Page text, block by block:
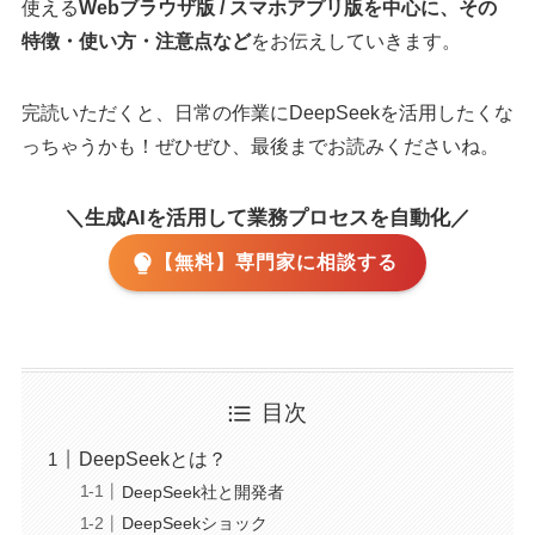
使えるWebブラウザ版 / スマホアプリ版を中心に、その
特徴・使い方・注意点などをお伝えしていきます。
完読いただくと、日常の作業にDeepSeekを活用したくな
っちゃうかも！ぜひぜひ、最後までお読みくださいね。
＼生成AIを活用して業務プロセスを自動化／
【無料】専門家に相談する
目次
DeepSeekとは？
DeepSeek社と開発者
DeepSeekショック